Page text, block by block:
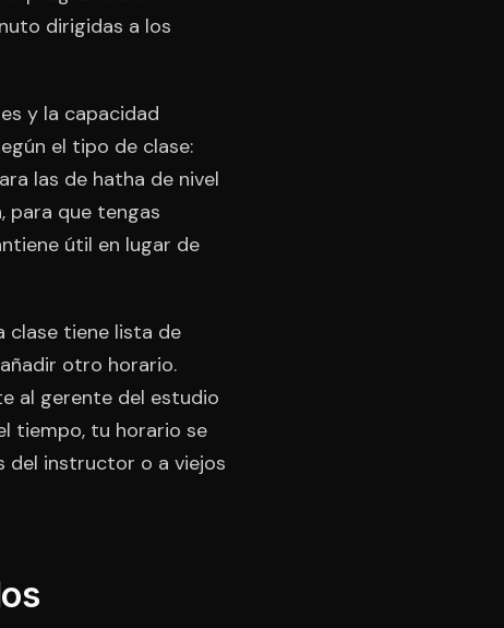
dirigidas a los
y la capacidad
el tipo de clase:
las de hatha de nivel
para que tengas
útil en lugar de
clase tiene lista de
otro horario.
al gerente del estudio
tiempo, tu horario se
del instructor o a viejos